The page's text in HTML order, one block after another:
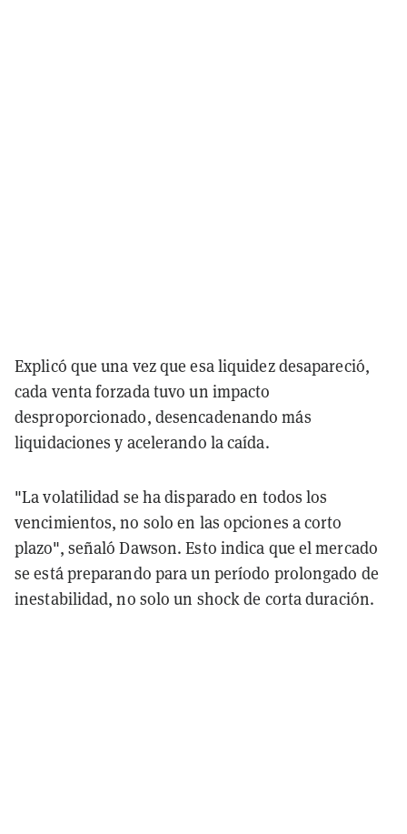
Explicó que una vez que esa liquidez desapareció,
cada venta forzada tuvo un impacto
desproporcionado, desencadenando más
liquidaciones y acelerando la caída.
"La volatilidad se ha disparado en todos los
vencimientos, no solo en las opciones a corto
plazo", señaló Dawson. Esto indica que el mercado
se está preparando para un período prolongado de
inestabilidad, no solo un shock de corta duración.